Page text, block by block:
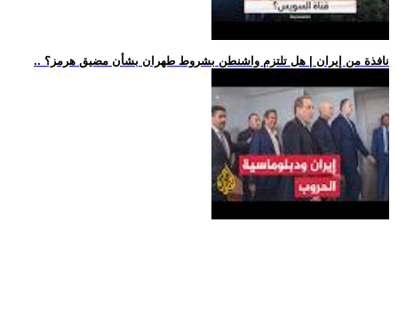
.. نافذة من إيران | هل تلتزم واشنطن بشروط طهران بشأن مضيق هرمز؟